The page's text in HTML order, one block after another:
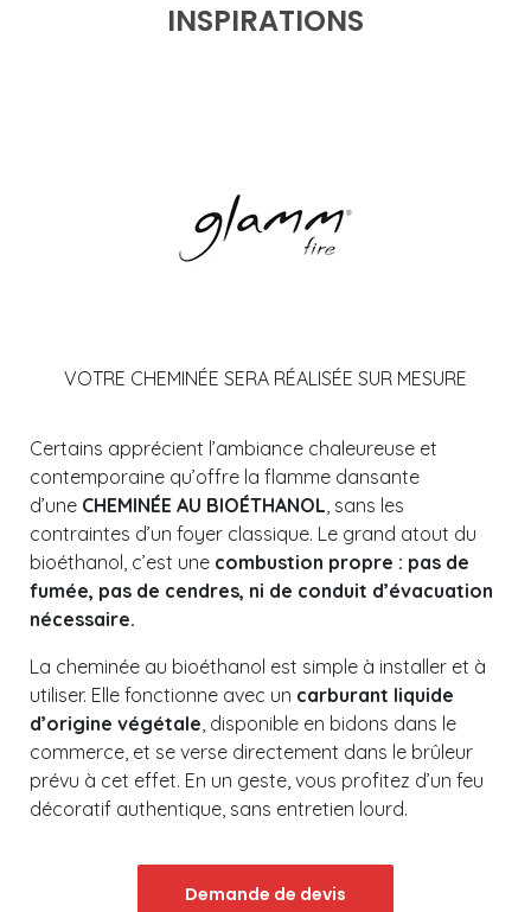
INSPIRATIONS
VOTRE CHEMINÉE SERA RÉALISÉE SUR MESURE
Certains apprécient l’ambiance chaleureuse et
contemporaine qu’offre la flamme dansante
d’une CHEMINÉE AU BIOÉTHANOL, sans les
contraintes d’un foyer classique. Le grand atout du
bioéthanol, c’est une combustion propre : pas de
fumée, pas de cendres, ni de conduit d’évacuation
nécessaire.
La cheminée au bioéthanol est simple à installer et à
utiliser. Elle fonctionne avec un carburant liquide
d’origine végétale, disponible en bidons dans le
commerce, et se verse directement dans le brûleur
prévu à cet effet. En un geste, vous profitez d’un feu
décoratif authentique, sans entretien lourd.
Demande de devis